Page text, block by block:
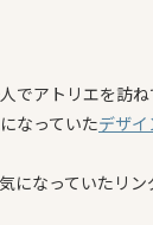
でアトリエを訪
なっていたデザイ
になっていたリ